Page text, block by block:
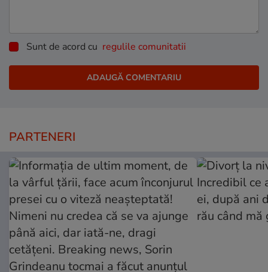
Sunt de acord cu regulile comunitatii
PARTENERI